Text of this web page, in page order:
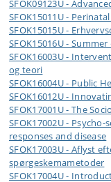
SFOK09123U -
SFOK15011U -
SFOK15015U -
SFOK15016U -
SFOK16003U -
og teori
SFOK16004U - Public
SFOK16012U -
SFOK17001U - The
SFOK17002U -
responses and disease
SFOK17003U - Aflyst
spørgeskemametoder
SFOK17004U -